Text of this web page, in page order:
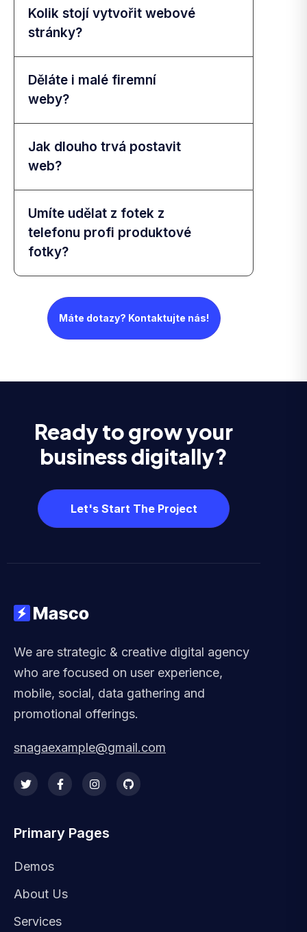
Kolik stojí vytvořit webové
stránky?
Děláte i malé firemní
weby?
Jak dlouho trvá postavit
web?
Umíte udělat z fotek z
telefonu profi produktové
fotky?
Máte dotazy? Kontaktujte nás!
Ready to grow your
business digitally?
Let's Start The Project
We are strategic & creative digital agency
who are focused on user experience,
mobile, social, data gathering and
promotional offerings.
snagaexample@gmail.com
Primary Pages
Demos
About Us
Services